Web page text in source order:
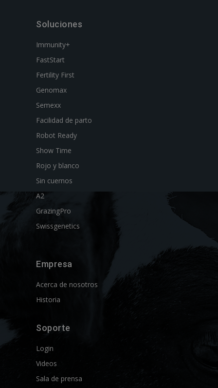
Soluciones
Immunity+
FastStart
Fertility First
Genomax
Semexx
Facilidad de parto
Robot Ready
Show Time
Rojo y blanco
Sin cuernos
A2
GrazingPro
Swissgenetics
Empresa
Acerca de nosotros
Historia
Soporte
Login
Videos
Sala de prensa